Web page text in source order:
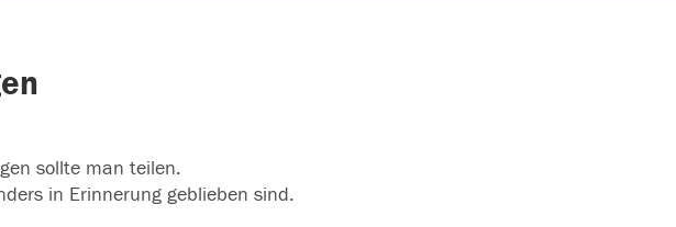
sollte man teilen.
in Erinnerung geblieben sind.